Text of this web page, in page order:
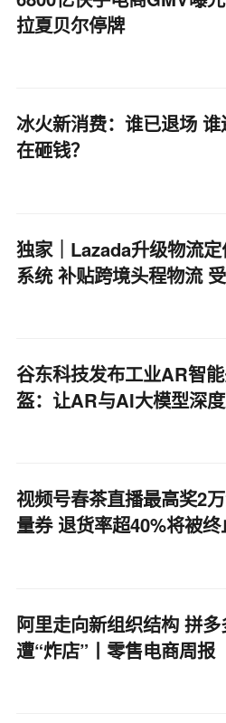
拉夏贝尔停牌
冰火新消费：谁已退场 谁
在砸钱？
独家｜Lazada升级物流
系统 补贴跨境头程物流
谷东科技发布工业AR智
盔：让AR与AI大模型深
视频号春茶直播最高奖2
量券 退货率超40%将被终
阿里走向新组织结构 拼多
遭“炸店”丨零售电商周报